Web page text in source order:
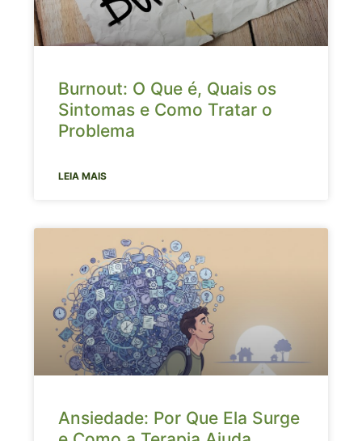
Burnout: O Que é, Quais os
Sintomas e Como Tratar o
Problema
LEIA MAIS
Ansiedade: Por Que Ela Surge